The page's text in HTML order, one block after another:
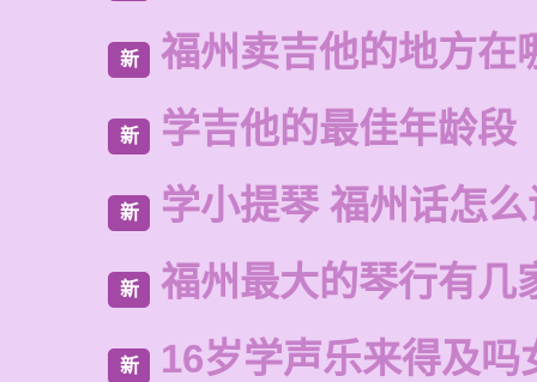
新 福州卖吉他的地方在
新 学吉他的最佳年龄段
新 学小提琴 福州话怎
新 福州最大的琴行有几
新 16岁学声乐来得及吗